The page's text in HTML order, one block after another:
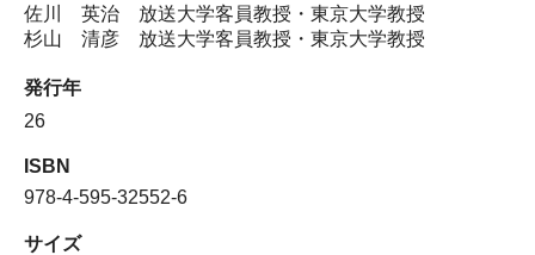
佐川 英治 放送大学客員教授・東京大学教授
杉山 清彦 放送大学客員教授・東京大学教授
発行年
26
ISBN
978-4-595-32552-6
サイズ